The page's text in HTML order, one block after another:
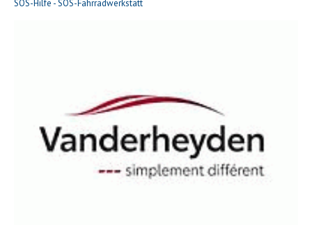
SOS-Hilfe - SOS-Fahrradwerkstatt